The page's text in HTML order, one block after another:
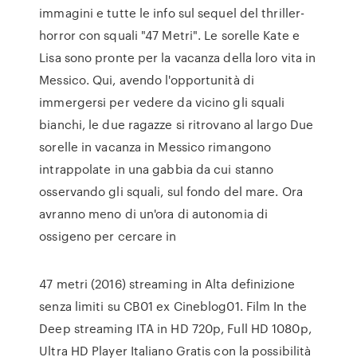
immagini e tutte le info sul sequel del thriller-
horror con squali "47 Metri". Le sorelle Kate e
Lisa sono pronte per la vacanza della loro vita in
Messico. Qui, avendo l'opportunità di
immergersi per vedere da vicino gli squali
bianchi, le due ragazze si ritrovano al largo Due
sorelle in vacanza in Messico rimangono
intrappolate in una gabbia da cui stanno
osservando gli squali, sul fondo del mare. Ora
avranno meno di un'ora di autonomia di
ossigeno per cercare in
47 metri (2016) streaming in Alta definizione
senza limiti su CB01 ex Cineblog01. Film In the
Deep streaming ITA in HD 720p, Full HD 1080p,
Ultra HD Player Italiano Gratis con la possibilità